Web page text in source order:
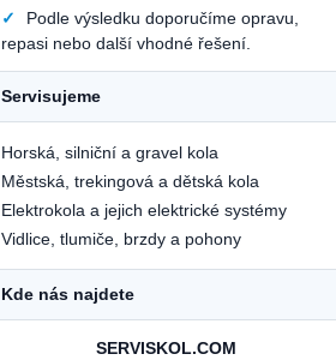
✓
Podle výsledku doporučíme opravu,
repasi nebo další vhodné řešení.
Servisujeme
Horská, silniční a gravel kola
Městská, trekingová a dětská kola
Elektrokola a jejich elektrické systémy
Vidlice, tlumiče, brzdy a pohony
Kde nás najdete
SERVISKOL.COM